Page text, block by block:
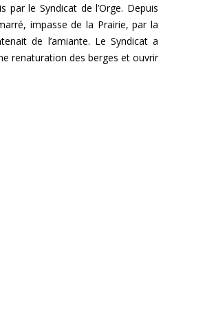
le Syndicat de l’Orge. Depuis
impasse de la Prairie, par la
de l’amiante. Le Syndicat a
renaturation des berges et ouvrir